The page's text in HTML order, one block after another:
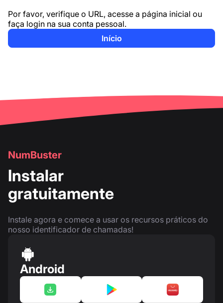
Por favor, verifique o URL, acesse a página inicial ou
faça login na sua conta pessoal.
Início
NumBuster
Instalar
gratuitamente
Instale agora e comece a usar os recursos práticos do
nosso identificador de chamadas!
Android